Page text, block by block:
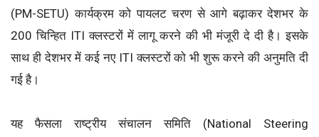
(PM-SETU) कार्यक्रम को पायलट चरण से आगे बढ़ाकर देशभर के
200 चिन्हित ITI क्लस्टरों में लागू करने की भी मंजूरी दे दी है। इसके
साथ ही देशभर में कई नए ITI क्लस्टरों को भी शुरू करने की अनुमति दी
गई है।
यह फैसला राष्ट्रीय संचालन समिति (National Steering